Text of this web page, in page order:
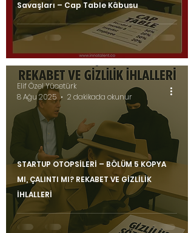
Savaşları – Cap Table Kâbusu
STARTUP OTOPSİLERİ – BÖLÜM 5 KOPYA
MI, ÇALINTI MI? REKABET VE GİZLİLİK
İHLALLERİ
Elif Özel Yücetürk
8 Ağu 2025
2 dakikada okunur